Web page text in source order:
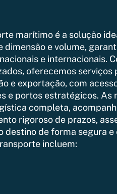
marítimo é a solução
dimensão e volume,
e internacionais.
oferecemos serviços
e exportação, com
e portos estratégicos. As
completa,
rigoroso de prazos,
destino de forma segura
incluem: